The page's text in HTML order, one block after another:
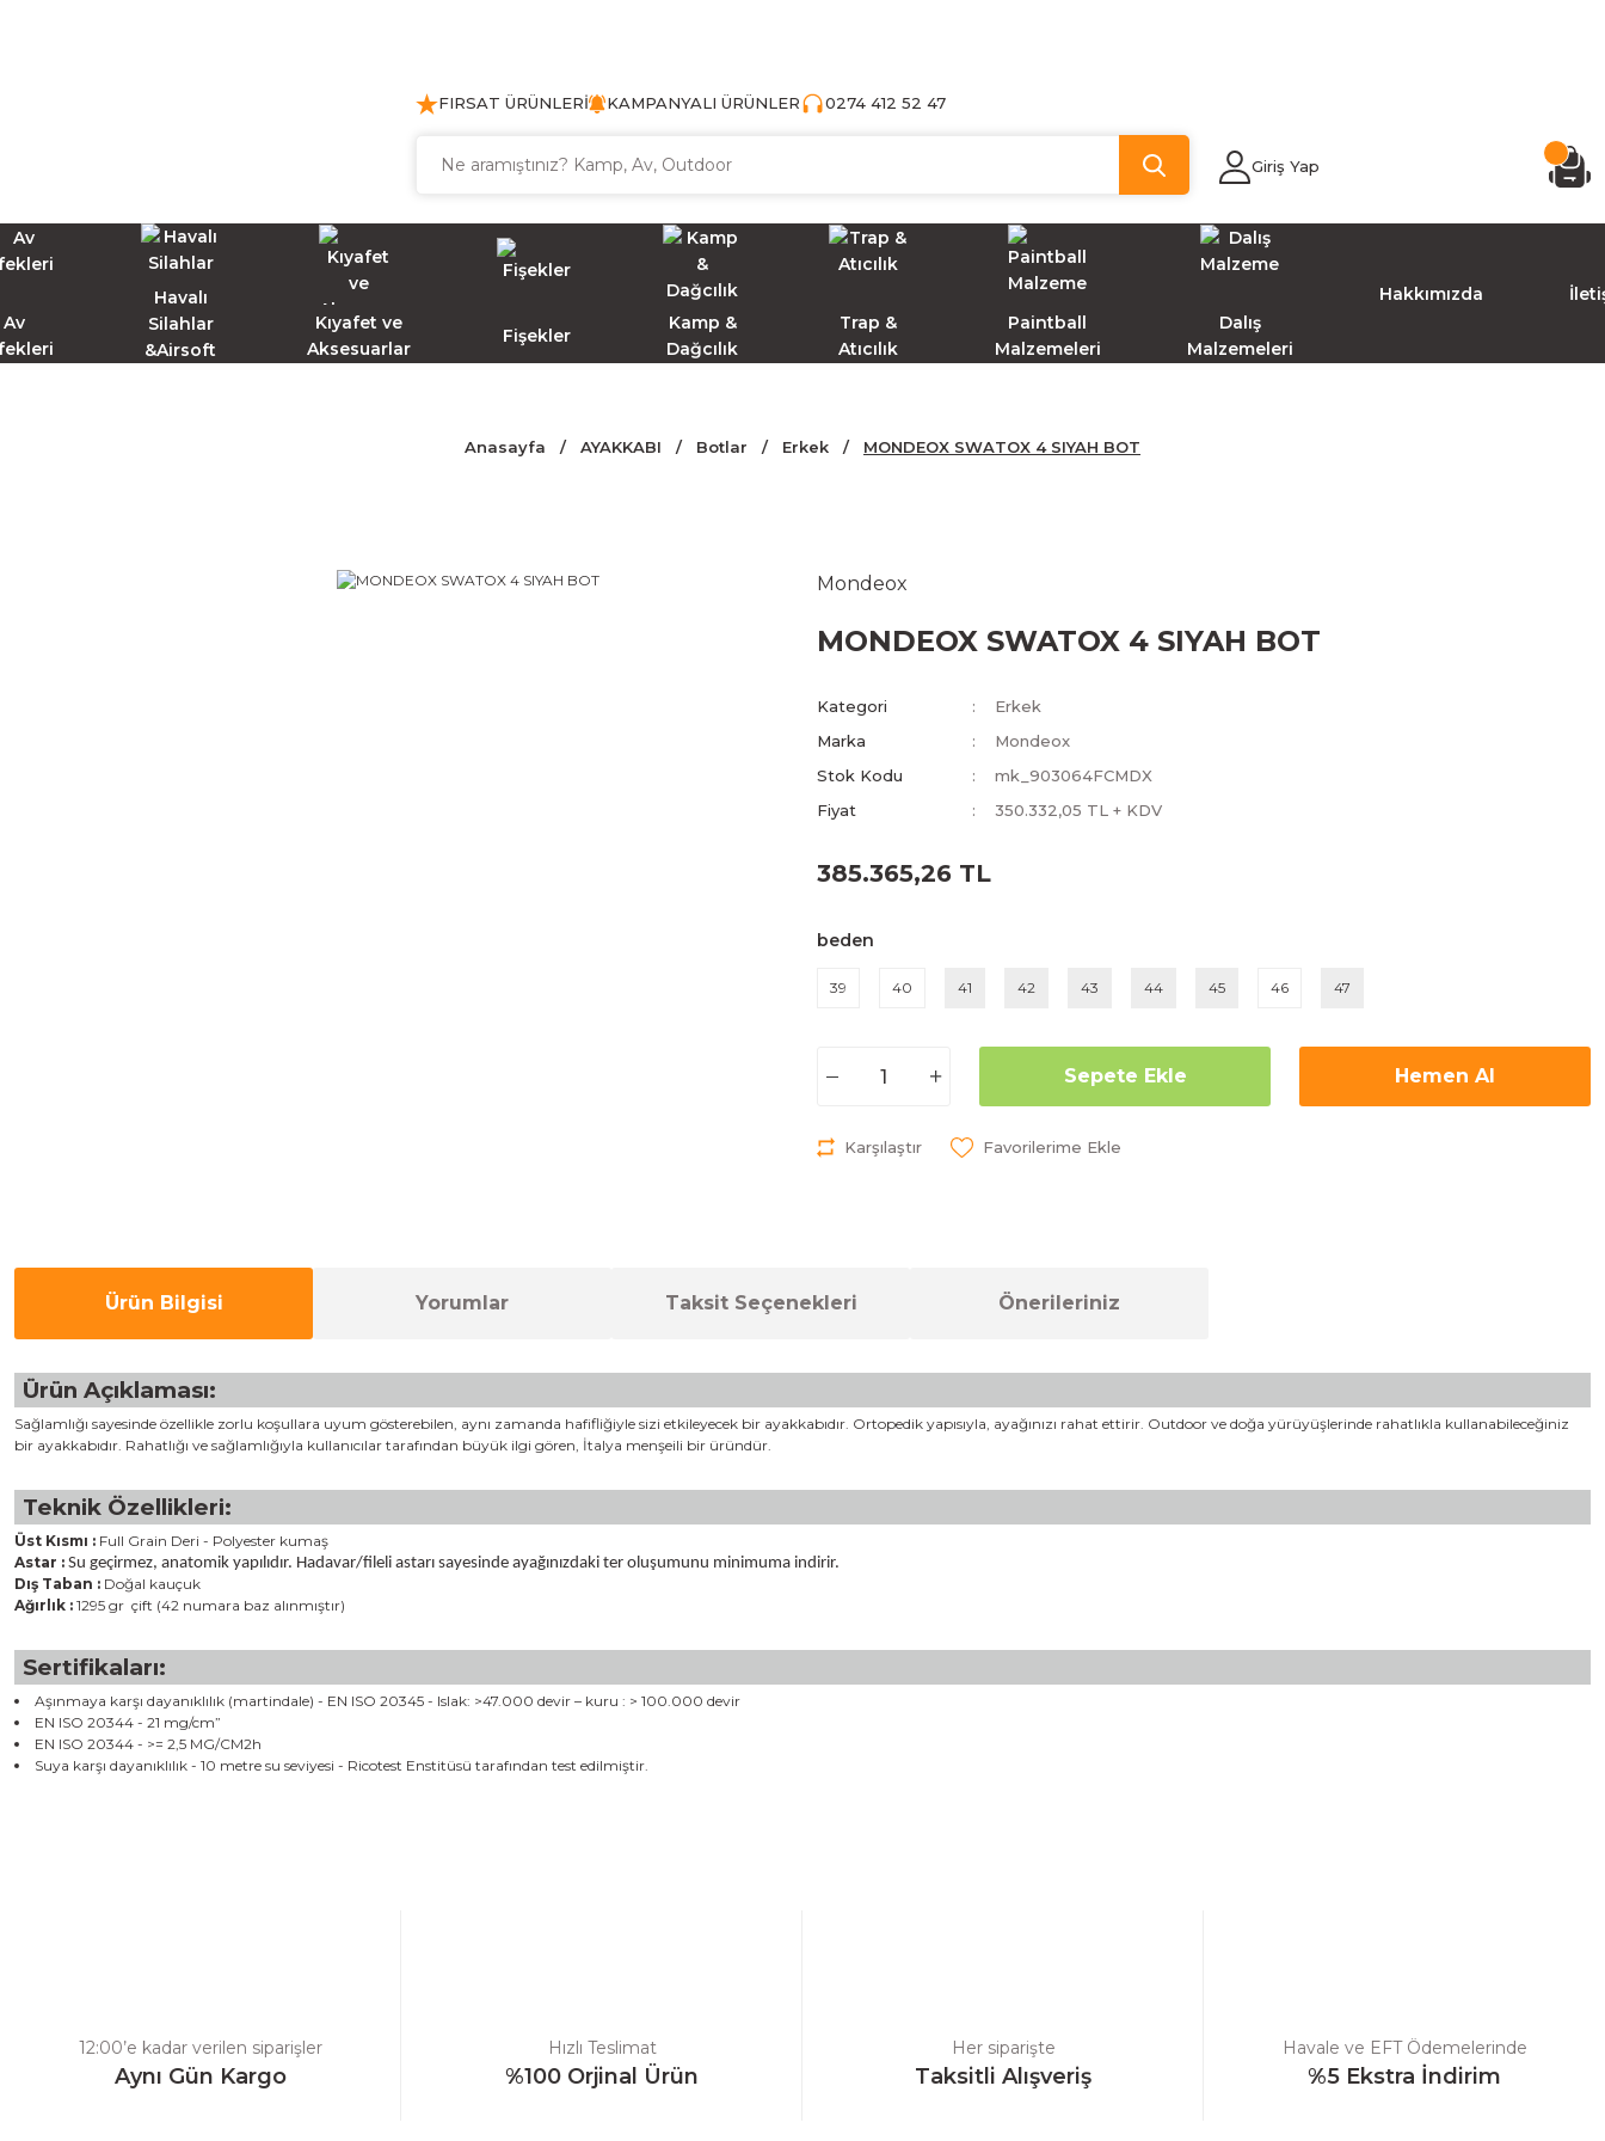
FIRSAT ÜRÜNLERİ KAMPANYALI ÜRÜNLER 0274 412 52 47
Giriş Yap
Av
Havalı
Silahlar
&Airsoft
Kıyafet ve
Aksesuarlar
Fişekler
Kamp &
Dağcılık
Trap &
Atıcılık
Paintball
Malzemeleri
Dalış
Malzemeleri
Hakkımızda
Anasayfa AYAKKABI Botlar Erkek MONDEOX SWATOX 4 SIYAH BOT
Mondeox
MONDEOX SWATOX 4 SIYAH BOT
Kategori
Erkek
Marka
Mondeox
Stok Kodu
mk_903064FCMDX
Fiyat
350.332,05 TL + KDV
385.365,26 TL
beden
39 40 41 42 43 44 45 46 47
Sepete Ekle Hemen Al
Karşılaştır
Ürün Bilgisi Yorumlar Taksit Seçenekleri Önerileriniz
Ürün Açıklaması:
Sağlamlığı sayesinde özellikle zorlu koşullara uyum gösterebilen, aynı zamanda hafifliğiyle sizi etkileyecek bir ayakkabıdır. Ortopedik yapısıyla, ayağınızı rahat ettirir. Outdoor ve doğa yürüyüşlerinde rahatlıkla kullanabileceğiniz
bir ayakkabıdır. Rahatlığı ve sağlamlığıyla kullanıcılar tarafından büyük ilgi gören, İtalya menşeili bir üründür.
Teknik Özellikleri:
Üst Kısmı : Full Grain Deri - Polyester kumaş
Astar : Su geçirmez, anatomik yapılıdır. Hadavar/fileli astarı sayesinde ayağınızdaki ter oluşumunu minimuma indirir.
Dış Taban : Doğal kauçuk
Ağırlık : 1295 gr çift (42 numara baz alınmıştır)
Sertifikaları:
Aşınmaya karşı dayanıklılık (martindale) - EN ISO 20345 - Islak: >47.000 devir – kuru : > 100.000 devir
EN ISO 20344 - 21 mg/cm”
EN ISO 20344 - >= 2,5 MG/CM2h
Suya karşı dayanıklılık - 10 metre su seviyesi - Ricotest Enstitüsü tarafından test edilmiştir.
Ürün fiyatı diğer sitelerden daha pahalı.
Bu ürüne benzer farklı alternatifler olmalı.
12:00’e kadar verilen siparişler
Aynı Gün Kargo
Hızlı Teslimat
%100 Orjinal Ürün
Her siparişte
Taksitli Alışveriş
Havale ve EFT Ödemelerinde
%5 Ekstra İndirim